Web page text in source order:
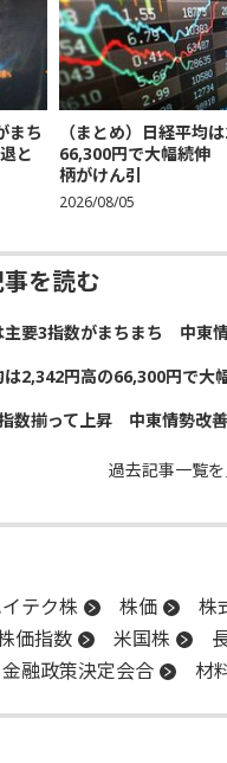
まち
と
（まとめ）日経平均
66,300円で大幅続伸
柄がけん引
2026/08/05
事を読む
主要3指数がまちまち 中東
は2,342円高の66,300円で
指数揃って上昇 中東情勢改
過去記事一覧を
テク株 株価 株
価指数 米国株
金融政策決定会合 材